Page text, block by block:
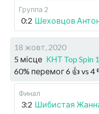
Группа 2
0:2 Шеховцов
18 жовт, 2020
5 місце КНТ Top Spin
60% перемог6 👍 vs 4
Финал
3:2 Шибистая